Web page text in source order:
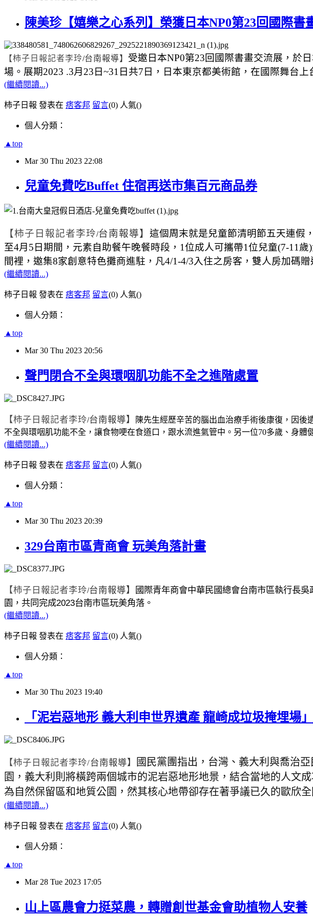
陳美珍【嬉樂之心系列】榮獲日本NP0第23回國際書
【柿子日報記者李玲/台南報導】 受邀日本NP0第23回國際書畫交流展，於
場。展期2023 .3月 23日~31 日共7日，日本東京都美術館，在國際舞台
(繼續閱讀...)
柿子日報 發表在 痞客邦 留言(0) 人氣()
個人分類：
▲top
Mar 30 Thu 2023 22:08
兒童免費吃Buffet 住宿再送市集百元商品券
【柿子日報記者李玲/台南報導】 這個周末就是兒童節清明節五天連假
至4月 5 日期間，元素自助餐午晚餐時段， 1位成人可攜帶1位兒童(7-11歲)
間裡，邀集8家創意特色攤商進駐，凡4/1-4/3入住之房客，雙人房加碼贈
(繼續閱讀...)
柿子日報 發表在 痞客邦 留言(0) 人氣()
個人分類：
▲top
Mar 30 Thu 2023 20:56
聲門閉合不全與環咽肌功能不全之進階處置
【柿子日報記者李玲/台南報導】
陳先生經歷辛苦的腦出血治療手術後康復，因
不全與環咽肌功能不全，讓食物哽在食道口，跟水流進氣管中。另一位70多歲、身體
(繼續閱讀...)
柿子日報 發表在 痞客邦 留言(0) 人氣()
個人分類：
▲top
Mar 30 Thu 2023 20:39
329台南市區青商會 玩美角落計畫
【柿子日報記者李玲/台南報導】 國際青年商會中華民國總會台南市區執行長
園，共同完成2023台南市區玩美角落。
(繼續閱讀...)
柿子日報 發表在 痞客邦 留言(0) 人氣()
個人分類：
▲top
Mar 30 Thu 2023 19:40
「泥岩惡地形 義大利申世界遺產 龍崎成垃圾掩埋場」
【柿子日報記者李玲/台南報導】 國民黨團指出，台灣、義大利與喬治
園，義大利則將橫跨兩個城市的泥岩惡地形地景，結合當地的人文
為自然保留區和地質公園，然其核心地帶卻存在著爭議已久的歐欣
(繼續閱讀...)
柿子日報 發表在 痞客邦 留言(0) 人氣()
個人分類：
▲top
Mar 28 Tue 2023 17:05
山上區農會力挺菜農，轉贈創世基金會助植物人安養